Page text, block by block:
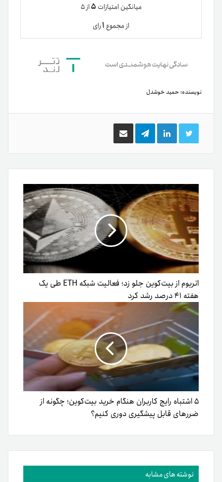
میانگین امتیازات ۵از ۵
از مجموع۱رای
نویسنده: حمید خوشدل
توییتر لینکدینتلگرام اشتراک
گذاری
ایمیل
اتریوم از بیت‌کوین جلو زد؛ فعالیت شبکه ETH طی یک
هفته ۴۱ درصد رشد کرد
۵ اشتباه رایج کاربران هنگام خرید بیت‌کوین؛ چگونه از
ضررهای قابل پیشگیری دوری کنیم؟
نوشته های مشابه